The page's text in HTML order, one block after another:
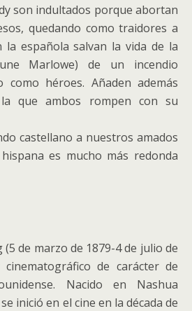
son indultados porque abortan
quedando como traidores a
la española salvan la vida de la
Marlowe) de un incendio
como héroes. Añaden además
que ambos rompen con su
castellano a nuestros amados
es mucho más redonda
de marzo de 1879-4 de julio de
de carácter de
Nacido en Nashua
inició en el cine en la década de